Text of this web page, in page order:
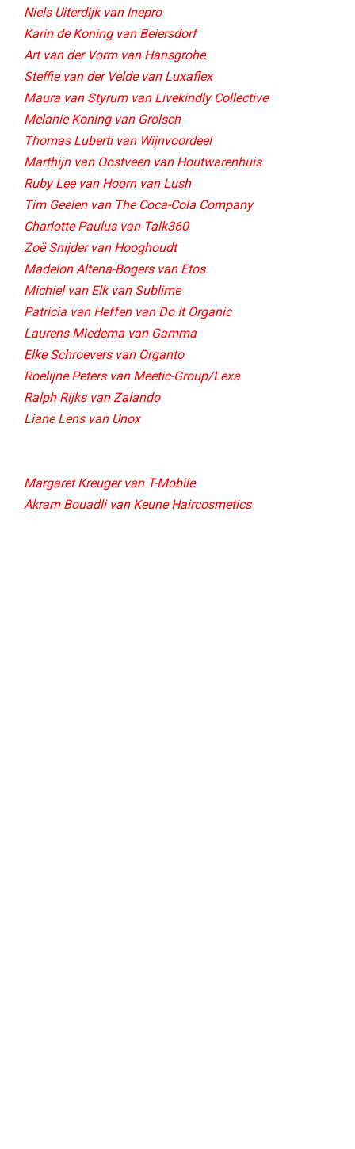
Niels Uiterdijk van Inepro
Karin de Koning van Beiersdorf
Art van der Vorm van Hansgrohe
Steffie van der Velde van Luxaflex
Maura van Styrum van Livekindly Collective​
Melanie Koning van Grolsch
Thomas Luberti van Wijnvoordeel
Marthijn van Oostveen van Houtwarenhuis
Ruby Lee van Hoorn van Lush
Tim Geelen van The Coca-Cola Company
Charlotte Paulus van Talk360
Zoë Snijder van Hooghoudt​
Madelon Altena-Bogers van Etos​
Michiel van Elk van Sublime​
Patricia van Heffen van Do It Organic​
Laurens Miedema van Gamma
Elke Schroevers van Organto
Roelijne Peters van Meetic-Group/Lexa
Ralph Rijks van Zalando
Liane Lens van Unox
Margaret Kreuger van T-Mobile
Akram Bouadli van Keune Haircosmetics